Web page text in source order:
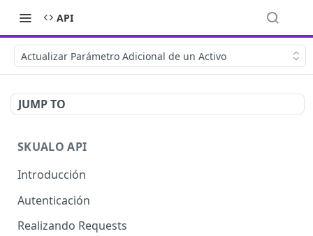
API
Actualizar Parámetro Adicional de un Activo
JUMP TO
SKUALO API
Introducción
Autenticación
Realizando Requests